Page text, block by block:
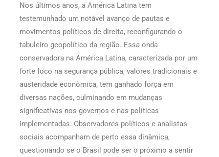
Nos últimos anos, a América Latina tem
testemunhado um notável avanço de pautas e
movimentos políticos de direita, reconfigurando o
tabuleiro geopolítico da região. Essa onda
conservadora na América Latina, caracterizada por um
forte foco na segurança pública, valores tradicionais e
austeridade econômica, tem ganhado força em
diversas nações, culminando em mudanças
significativas nos governos e nas políticas
implementadas. Observadores políticos e analistas
sociais acompanham de perto essa dinâmica,
questionando se o Brasil pode ser o próximo a sentir